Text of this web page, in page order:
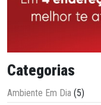
Categorias
Ambiente Em Dia (5)